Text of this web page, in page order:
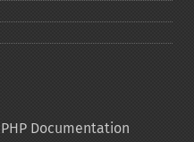
Documentation